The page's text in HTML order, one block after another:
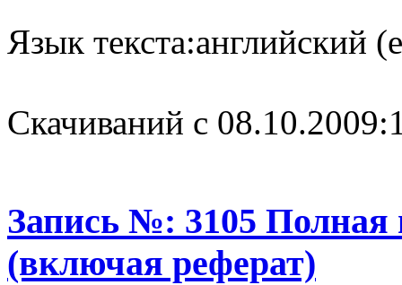
Язык текста:английский
Cкачиваний с 08.10.2009:
Запись №: 3105 Полная
(включая реферат)